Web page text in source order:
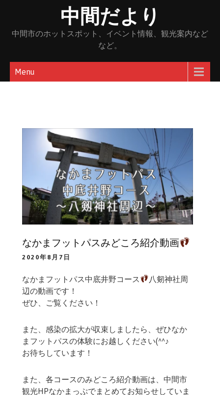
content
中間だより
中間市のホットスポット、イベント情報、観光案内など
など。
Menu
なかまフットパスみどころ紹介動画
2020年8月7日
なかまフットパス中底井野コース
八剱神社周
辺の動画です！
ぜひ、ご覧ください！
また、感染の拡大が収束しましたら、ぜひなか
まフットパスの体験にお越しください(^^♪
お待ちしています！
また、各コースのみどころ紹介動画は、中間市
観光HPなかまっぷでまとめてお知らせしていま